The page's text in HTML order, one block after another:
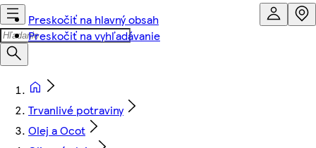
Preskočiť na hlavný obsah
Preskočiť na vyhľadávanie
Trvanlivé potraviny
Olej a Ocot